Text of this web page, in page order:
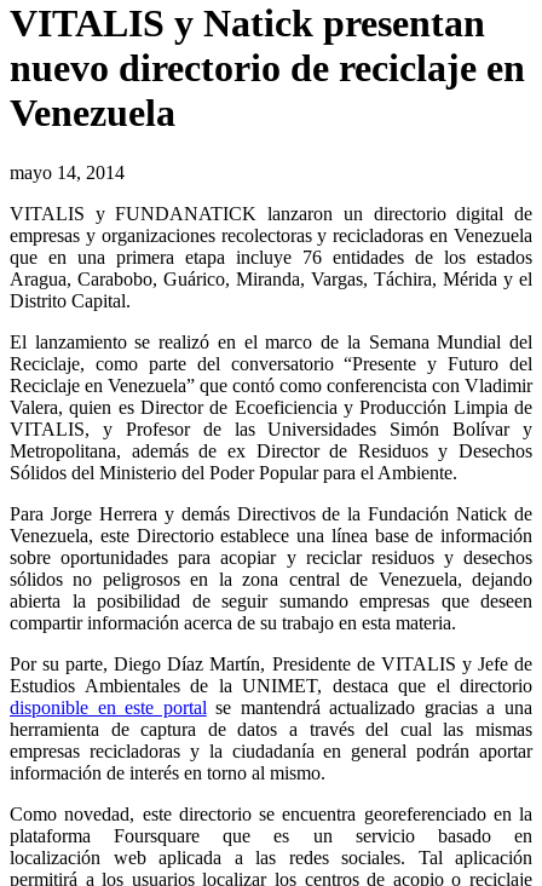
VITALIS y Natick presentan
nuevo directorio de reciclaje en
Venezuela
mayo 14, 2014
VITALIS y FUNDANATICK lanzaron un directorio digital de
empresas y organizaciones recolectoras y recicladoras en Venezuela
que en una primera etapa incluye 76 entidades de los estados
Aragua, Carabobo, Guárico, Miranda, Vargas, Táchira, Mérida y el
Distrito Capital.
El lanzamiento se realizó en el marco de la Semana Mundial del
Reciclaje, como parte del conversatorio “Presente y Futuro del
Reciclaje en Venezuela” que contó como conferencista con Vladimir
Valera, quien es Director de Ecoeficiencia y Producción Limpia de
VITALIS, y Profesor de las Universidades Simón Bolívar y
Metropolitana, además de ex Director de Residuos y Desechos
Sólidos del Ministerio del Poder Popular para el Ambiente.
Para Jorge Herrera y demás Directivos de la Fundación Natick de
Venezuela, este Directorio establece una línea base de información
sobre oportunidades para acopiar y reciclar residuos y desechos
sólidos no peligrosos en la zona central de Venezuela, dejando
abierta la posibilidad de seguir sumando empresas que deseen
compartir información acerca de su trabajo en esta materia.
Por su parte, Diego Díaz Martín, Presidente de VITALIS y Jefe de
Estudios Ambientales de la UNIMET, destaca que el directorio
disponible en este portal se mantendrá actualizado gracias a una
herramienta de captura de datos a través del cual las mismas
empresas recicladoras y la ciudadanía en general podrán aportar
información de interés en torno al mismo.
Como novedad, este directorio se encuentra georeferenciado en la
plataforma Foursquare que es un servicio basado en
localización web aplicada a las redes sociales. Tal aplicación
permitirá a los usuarios localizar los centros de acopio o reciclaje